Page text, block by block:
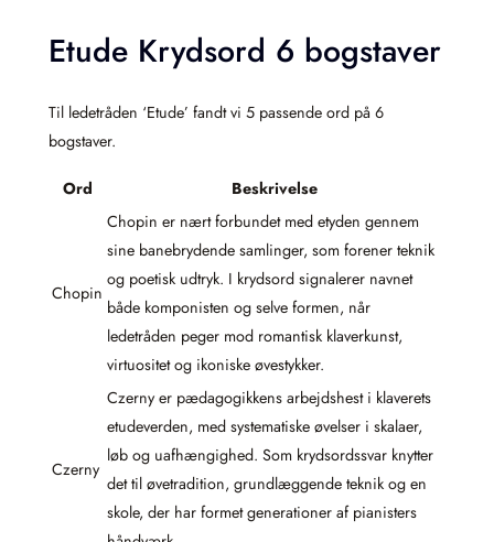
Etude Krydsord 6 bogstaver
Til ledetråden ‘Etude’ fandt vi 5 passende ord på 6
bogstaver.
Ord Beskrivelse
Chopin
Chopin er nært forbundet med etyden gennem
sine banebrydende samlinger, som forener teknik
og poetisk udtryk. I krydsord signalerer navnet
både komponisten og selve formen, når
ledetråden peger mod romantisk klaverkunst,
virtuositet og ikoniske øvestykker.
Czerny
Czerny er pædagogikkens arbejdshest i klaverets
etudeverden, med systematiske øvelser i skalaer,
løb og uafhængighed. Som krydsordssvar knytter
det til øvetradition, grundlæggende teknik og en
skole, der har formet generationer af pianisters